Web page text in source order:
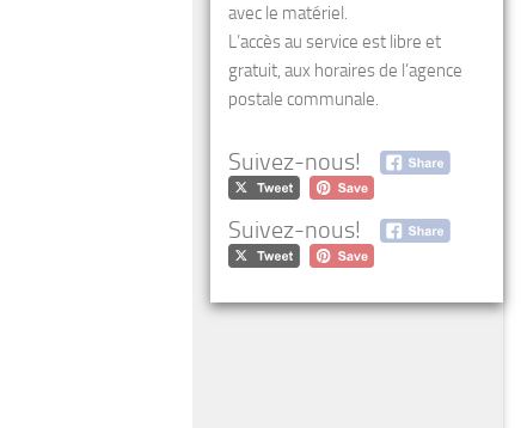
avec le matériel.
L’accès au service est libre et
gratuit, aux horaires de l’agence
postale communale.
Suivez-nous!
Suivez-nous!